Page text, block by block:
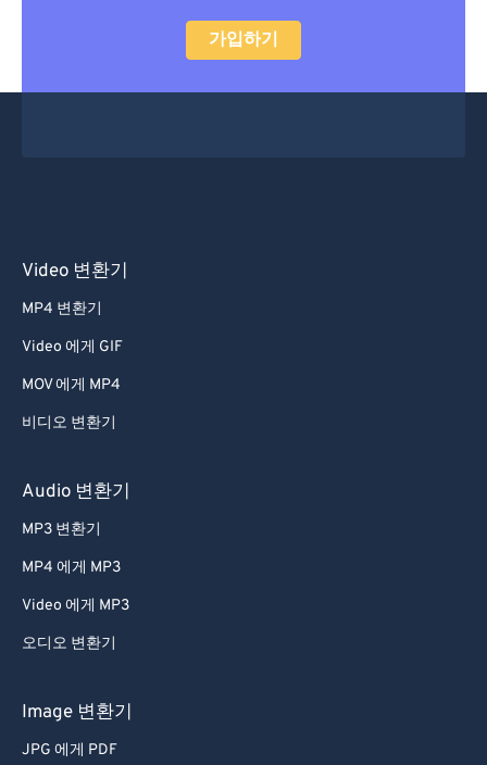
가입하기
Video 변환기
MP4 변환기
Video 에게 GIF
MOV 에게 MP4
비디오 변환기
Audio 변환기
MP3 변환기
MP4 에게 MP3
Video 에게 MP3
오디오 변환기
Image 변환기
JPG 에게 PDF